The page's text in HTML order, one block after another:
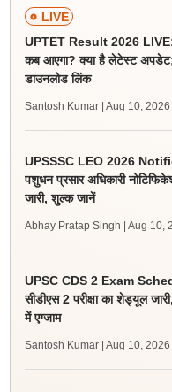
LIVE
UPTET Result 2026 LIVE:
कब आएगा? क्या है लेटेस्ट
डाउनलोड लिंक
Santosh Kumar | Aug 10, 2026
UPSSSC LEO 2026
पशुधन प्रसार अधिकारी
जारी, शुल्क जानें
Abhay Pratap Singh | Aug 10,
UPSC CDS 2 Exam
सीडीएस 2 परीक्षा का शेड्यूल
में एग्जाम
Santosh Kumar | Aug 10, 2026